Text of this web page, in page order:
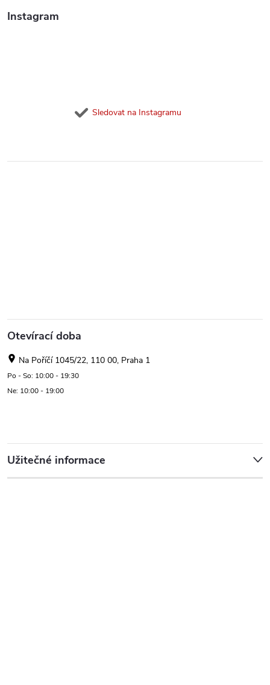
Instagram
Sledovat na Instagramu
Otevírací doba
Na Poříčí 1045/22, 110 00, Praha 1
Po - So: 10:00 - 19:30
Ne: 10:00 - 19:00
Užitečné informace